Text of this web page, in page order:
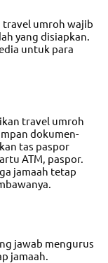
travel umroh wajib
yang disiapkan.
untuk para
travel umroh
dokumen-
tas paspor
ATM, paspor.
jamaah tetap
jawab mengurus
jamaah.